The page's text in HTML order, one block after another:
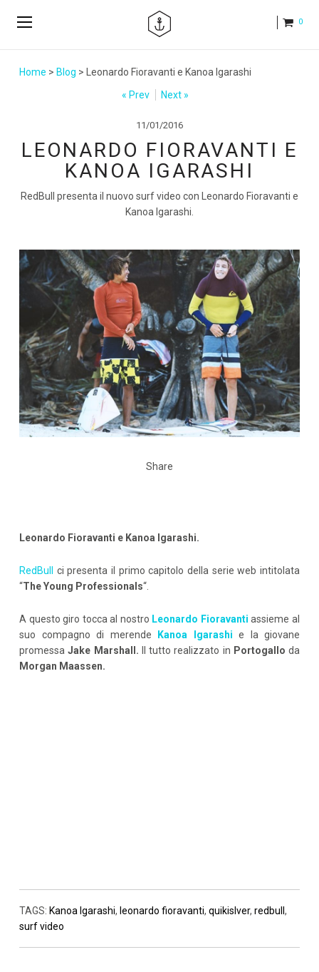
0
Home > Blog > Leonardo Fioravanti e Kanoa Igarashi
« Prev
Next »
11/01/2016
LEONARDO FIORAVANTI E
KANOA IGARASHI
RedBull presenta il nuovo surf video con Leonardo Fioravanti e
Kanoa Igarashi.
Share
Leonardo Fioravanti e Kanoa Igarashi.
RedBull
ci presenta il primo capitolo della serie web intitolata
“TheYoung Professionals“.
A questo giro tocca al nostro Leonardo Fioravanti assieme al
suo compagno di merende
Kanoa Igarashi e la giovane
promessaJake Marshall. Il tutto realizzato in Portogallo da
Morgan Maassen.
TAGS: Kanoa Igarashi, leonardo fioravanti, quikislver, redbull,
surf video